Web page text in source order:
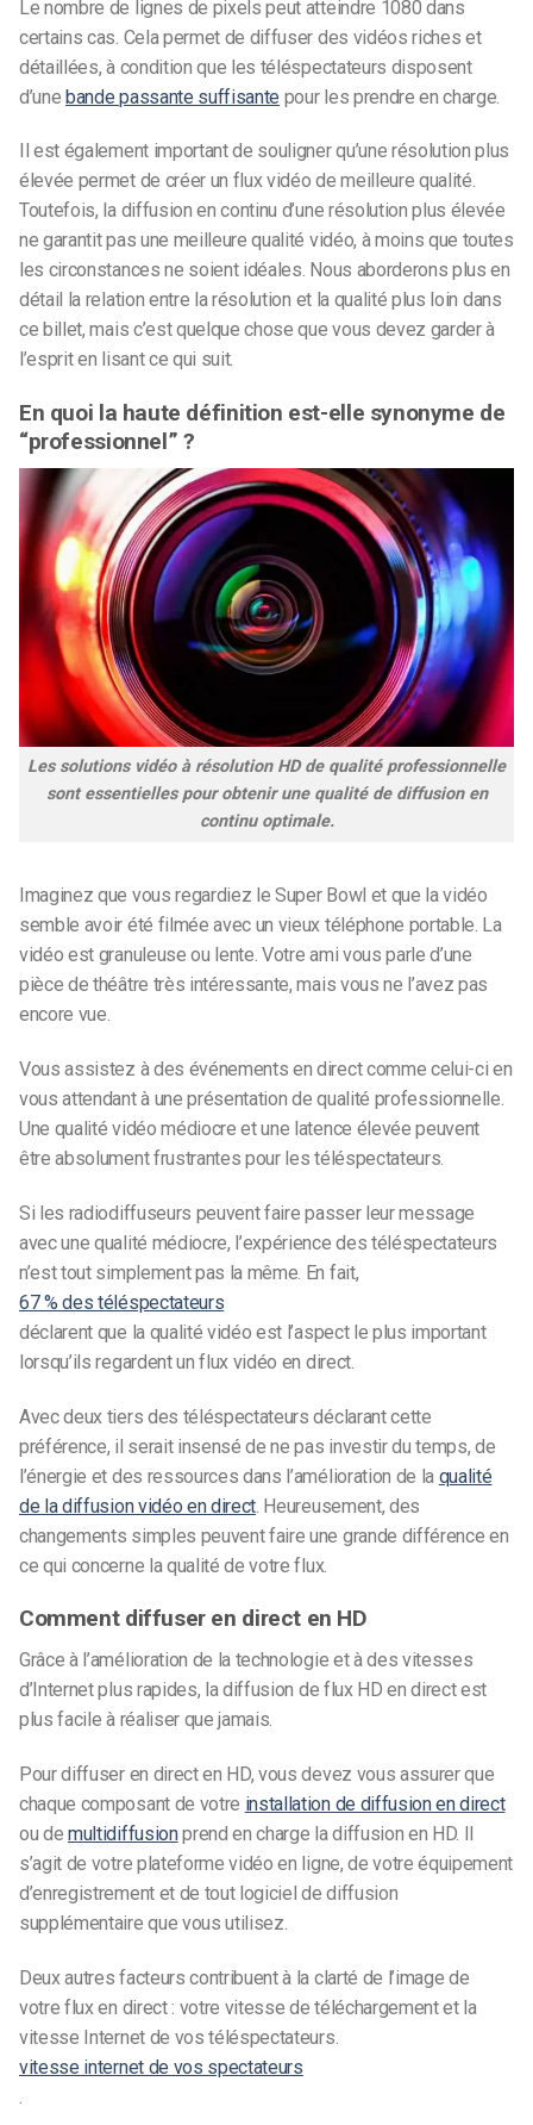
Le nombre de lignes de pixels peut atteindre 1080 dans
certains cas. Cela permet de diffuser des vidéos riches et
détaillées, à condition que les téléspectateurs disposent
d’unebande passante suffisante pour les prendre en charge.
Il est également important de souligner qu’une résolution plus
élevée permet de créer un flux vidéo de meilleure qualité.
Toutefois, la diffusion en continu d’une résolution plus élevée
ne garantit pas une meilleure qualité vidéo, à moins que toutes
les circonstances ne soient idéales. Nous aborderons plus en
détail la relation entre la résolution et la qualité plus loin dans
ce billet, mais c’est quelque chose que vous devez garder à
l’esprit en lisant ce qui suit.
En quoi la haute définition est-elle synonyme de
“professionnel” ?
Les solutions vidéo à résolution HD de qualité professionnelle
sont essentielles pour obtenir une qualité de diffusion en
continu optimale.
Imaginez que vous regardiez le Super Bowl et que la vidéo
semble avoir été filmée avec un vieux téléphone portable. La
vidéo est granuleuse ou lente. Votre ami vous parle d’une
pièce de théâtre très intéressante, mais vous ne l’avez pas
encore vue.
Vous assistez à des événements en direct comme celui-ci en
vous attendant à une présentation de qualité professionnelle.
Une qualité vidéo médiocre et une latence élevée peuvent
être absolument frustrantes pour les téléspectateurs.
Si les radiodiffuseurs peuvent faire passer leur message
avec une qualité médiocre, l’expérience des téléspectateurs
n’est tout simplement pas la même. En fait,
67 % des téléspectateurs
déclarent que la qualité vidéo est l’aspect le plus important
lorsqu’ils regardent un flux vidéo en direct.
Avec deux tiers des téléspectateurs déclarant cette
préférence, il serait insensé de ne pas investir du temps, de
l’énergie et des ressources dans l’amélioration de la qualité
de la diffusion vidéo en direct . Heureusement, des
changements simples peuvent faire une grande différence en
ce qui concerne la qualité de votre flux.
Comment diffuser en direct en HD
Grâce à l’amélioration de la technologie et à des vitesses
d’Internet plus rapides, la diffusion de flux HD en direct est
plus facile à réaliser que jamais.
Pour diffuser en direct en HD, vous devez vous assurer que
chaque composant de votre installation de diffusion en direct
ou demultidiffusionprend en charge la diffusion en HD. Il
s’agit de votre plateforme vidéo en ligne, de votre équipement
d’enregistrement et de tout logiciel de diffusion
supplémentaire que vous utilisez.
Deux autres facteurs contribuent à la clarté de l’image de
votre flux en direct : votre vitesse de téléchargement et la
vitesse Internet de vos téléspectateurs.
vitesse internet de vos spectateurs